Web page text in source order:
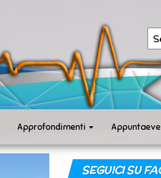
Approfondimenti
SEGUICI SU